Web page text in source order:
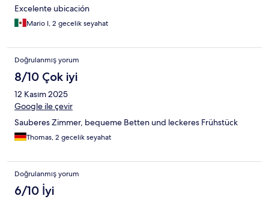
Excelente ubicación
Mario I, 2 gecelik seyahat
Doğrulanmış yorum
8/10 Çok iyi
12 Kasım 2025
Google ile çevir
Sauberes Zimmer, bequeme Betten und leckeres Frühstück
Thomas, 2 gecelik seyahat
Doğrulanmış yorum
6/10 İyi